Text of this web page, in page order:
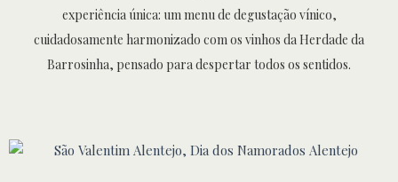
experiência única: um menu de degustação vínico,
cuidadosamente harmonizado com os vinhos da Herdade da
Barrosinha, pensado para despertar todos os sentidos.